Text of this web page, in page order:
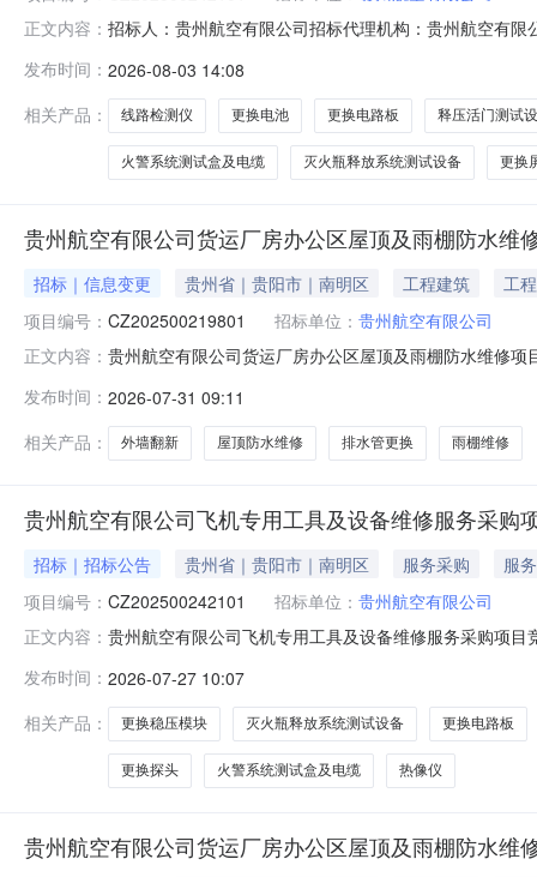
正文内容： 招标人：贵州航空有限公司招标代理机构：贵州航空有
2026年7月31日”。变更为：3.1获取竞价文件时间：
发布时间： 2026-08-03 14:08
相关产品：
线路检测仪 更换电池 更换电路板 释压活门测试
火警系统测试盒及电缆 灭火瓶释放系统测试设备 更换
贵州航空有限公司货运厂房办公区屋顶及雨棚防水维
招标｜信息变更 贵州省｜贵阳市｜南明区 工程建筑
工程
项目编号： CZ202500219801 招标单位： 贵州航空有限公司
正文内容： 贵州航空有限公司货运厂房办公区屋顶及雨棚防水维修
月31日至2026年8月5日。变更事项2：原竞价公告“4.1
发布时间： 2026-07-31 09:11
相关产品：
外墙翻新 屋顶防水维修 排水管更换 雨棚维修
贵州航空有限公司飞机专用工具及设备维修服务采购
招标｜招标公告 贵州省｜贵阳市｜南明区 服务采购
服务
项目编号： CZ202500242101 招标单位： 贵州航空有限公司
正文内容： 贵州航空有限公司飞机专用工具及设备维修服务采购项
量、限价或预算：序号名称规格、参数、型号、大小、
备F80229
发布时间： 2026-07-27 10:07
相关产品：
更换稳压模块 灭火瓶释放系统测试设备 更换电路板
更换探头 火警系统测试盒及电缆 热像仪
贵州航空有限公司货运厂房办公区屋顶及雨棚防水维